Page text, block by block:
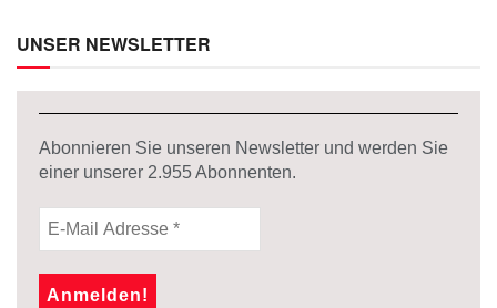
UNSER NEWSLETTER
Abonnieren Sie unseren Newsletter und werden Sie
einer unserer 2.955Abonnenten.